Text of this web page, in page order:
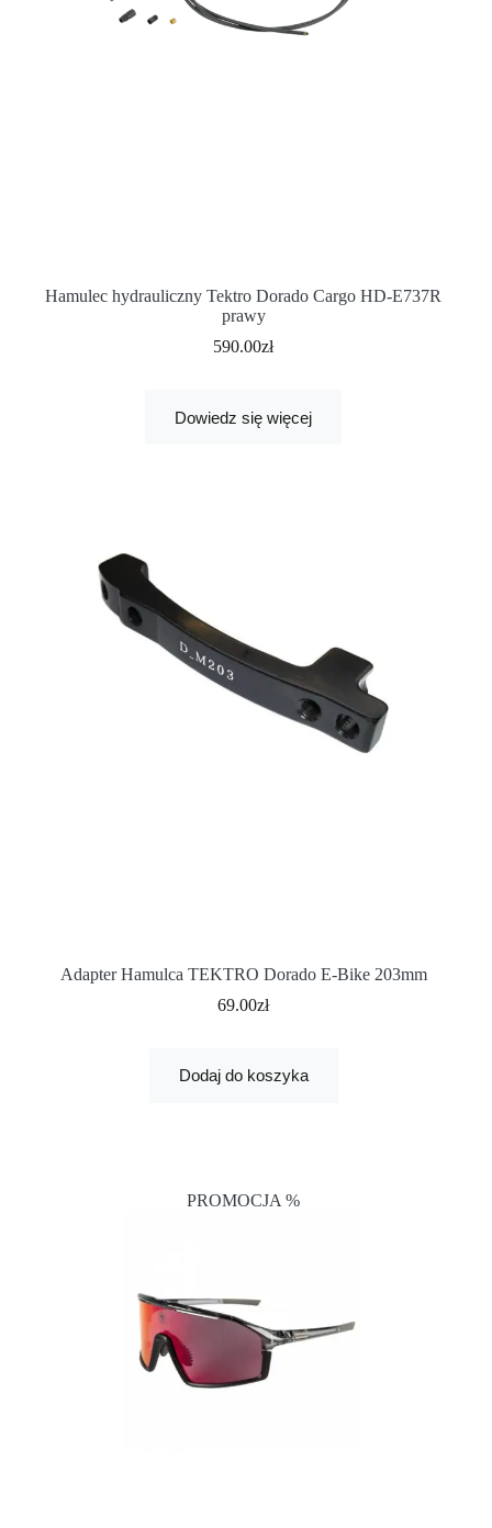
Hamulec hydrauliczny Tektro Dorado Cargo HD-E737R
prawy
590.00zł
Dowiedz się więcej
Adapter Hamulca TEKTRO Dorado E-Bike 203mm
69.00zł
Dodaj do koszyka
PROMOCJA %